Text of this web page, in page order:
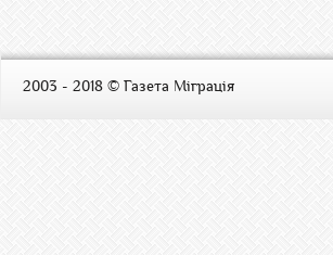
2003 - 2018 © Газета Міграція